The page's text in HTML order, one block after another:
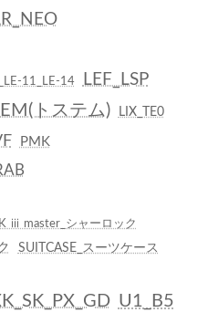
11_LE-14 LEF_LSP
トステム) LIX_TE0
PMK
ⅲ master_シャーロック
SUITCASE_スーツケース
U1_B5